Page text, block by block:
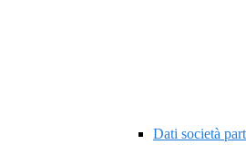
Dati società